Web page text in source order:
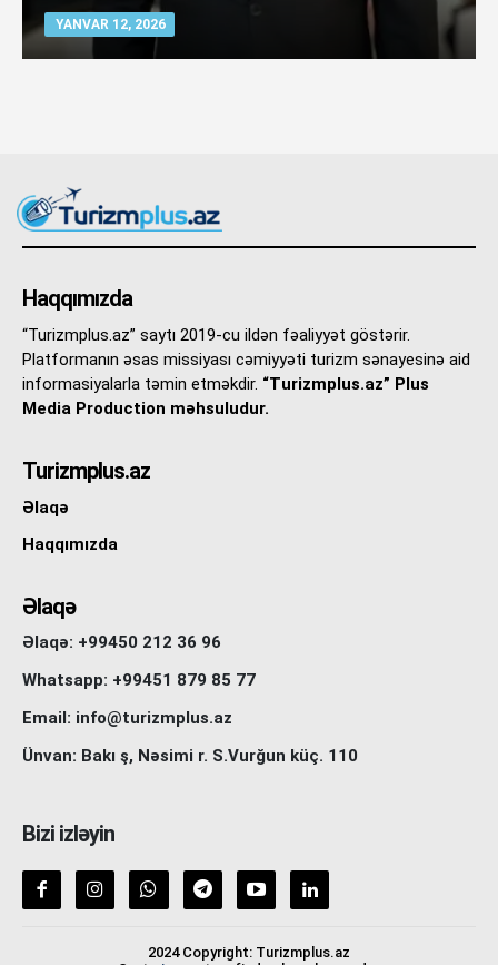
YANVAR 12, 2026
Haqqımızda
“Turizmplus.az” saytı 2019-cu ildən fəaliyyət göstərir.
Platformanın əsas missiyası cəmiyyəti turizm sənayesinə aid
informasiyalarla təmin etməkdir. “Turizmplus.az” Plus
Media Production məhsuludur.
Turizmplus.az
Əlaqə
Haqqımızda
Əlaqə
Əlaqə: +99450 212 36 96
Whatsapp: +99451 879 85 77
Email: info@turizmplus.az
Ünvan: Bakı ş, Nəsimi r. S.Vurğun küç. 110
Bizi izləyin
2024 Copyright: Turizmplus.az